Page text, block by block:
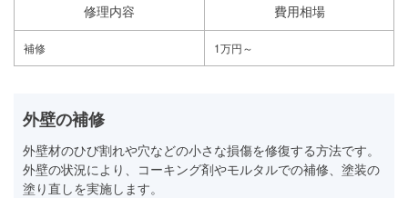
修理内容 費用相場
補修 1万円～
外壁の補修
外壁材のひび割れや穴などの小さな損傷を修復する方法です。
外壁の状況により、コーキング剤やモルタルでの補修、塗装の
塗り直しを実施します。